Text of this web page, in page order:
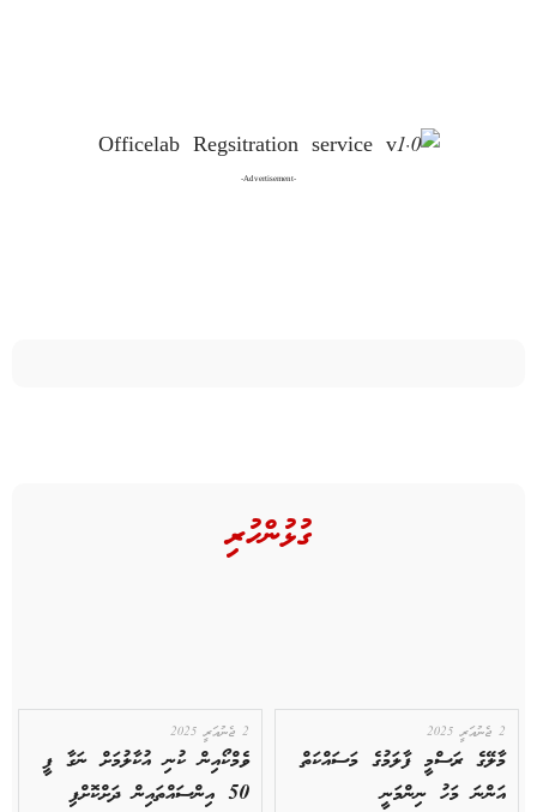
-Advertisement-
ގުޅުންހުރި
2 ޖެނުއަރީ 2025
މާލޭގެ ރަސްމީ ފާލަމުގެ މަސައްކަތް
އަންނަ މަހު ނިންމަނީ
2 ޖެނުއަރީ 2025
ވެމްކޯއިން ކުނި އުކާލުމަށް ނަގާ ފީ
50 އިންސައްތައިން ދަށްކޮށްފި